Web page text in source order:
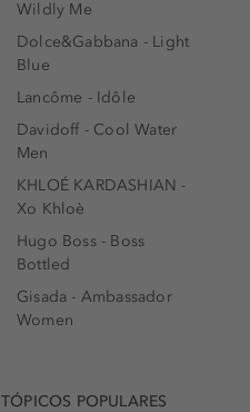
Wildly Me
Dolce&Gabbana - Light
Blue
Lancôme - Idôle
Davidoff - Cool Water
Men
KHLOÉ KARDASHIAN -
Xo Khloè
Hugo Boss - Boss
Bottled
Gisada - Ambassador
Women
TÓPICOS POPULARES